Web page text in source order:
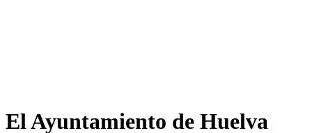
El Ayuntamiento de Huelva